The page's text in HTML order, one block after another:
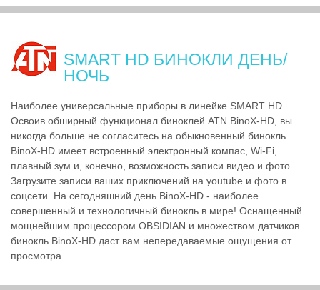
Коллиматорные
Оптические
прицелы
SMART HD БИНОКЛИ ДЕНЬ/
НОЧЬ
Наиболее универсальные приборы в линейке SMART HD.
Освоив обширный функционал биноклей ATN BinoX-HD, вы
никогда больше не согласитесь на обыкновенный бинокль.
BinoX-HD имеет встроенный электронный компас, Wi-Fi,
плавный зум и, конечно, возможность записи видео и фото.
Загрузите записи ваших приключений на youtube и фото в
соцсети. На сегодняшний день BinoX-HD - наиболее
совершенный и технологичный бинокль в мире! Оснащенный
мощнейшим процессором OBSIDIAN и множеством датчиков
бинокль BinoX-HD даст вам непередаваемые ощущения от
просмотра.